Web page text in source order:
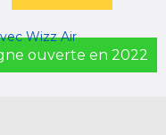
Wizz Air
ouverte en 2022